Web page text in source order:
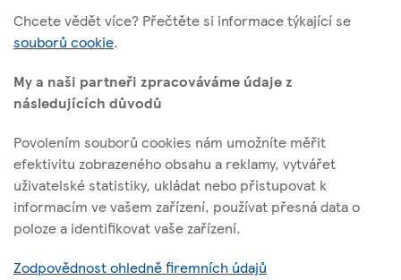
O těchto stránkách
Užitečné odkazy
Sledujte nás
n
i
f
c
y
u
soudu v Praze
Chcete vědět více? Přečtěte si informace týkající se
souborů cookie.
My a naši partneři zpracováváme údaje z
následujících důvodů
Povolením souborů cookies nám umožníte měřit
efektivitu zobrazeného obsahu a reklamy, vytvářet
uživatelské statistiky, ukládat nebo přistupovat k
informacím ve vašem zařízení, používat přesná data o
poloze a identifikovat vaše zařízení.
Zodpovědnost ohledně firemních údajů